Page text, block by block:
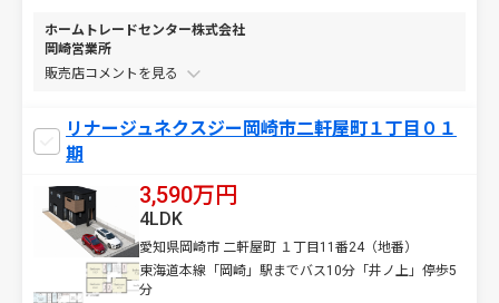
ホームトレードセンター株式会社
岡崎営業所
販売店コメントを
リナージュネクスジー岡崎市二軒屋町１丁目０１
期
3,590万円
愛知県岡崎市 二軒屋町 １丁目11番24（地番）
東海道本線「岡崎」駅までバス10分「井ノ上」停歩5
分
4LDK